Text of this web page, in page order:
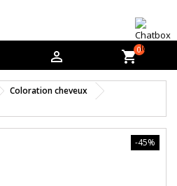
 shopping_cart0
Coloration cheveux
-45%